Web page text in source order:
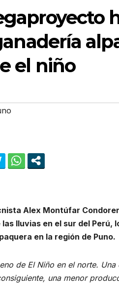
el niño
Alex Montúfar
lluvias en el sur del
en la región de Puno.
de El Niño en el norte.
una menor